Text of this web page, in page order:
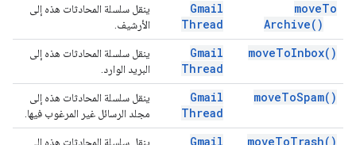
moveTo
Archive( )
Gmail
Thread
ينقل سلسلة المحادثات هذه إلى
الأرشيف.
moveToInbox( )
Gmail
Thread
ينقل سلسلة المحادثات هذه إلى
البريد الوارد.
moveToSpam( )
Gmail
Thread
ينقل سلسلة المحادثات هذه إلى
مجلد الرسائل غير المرغوب فيها.
moveToTrash( )
Gmail ينقل سلسلة المحادثات هذه إلى